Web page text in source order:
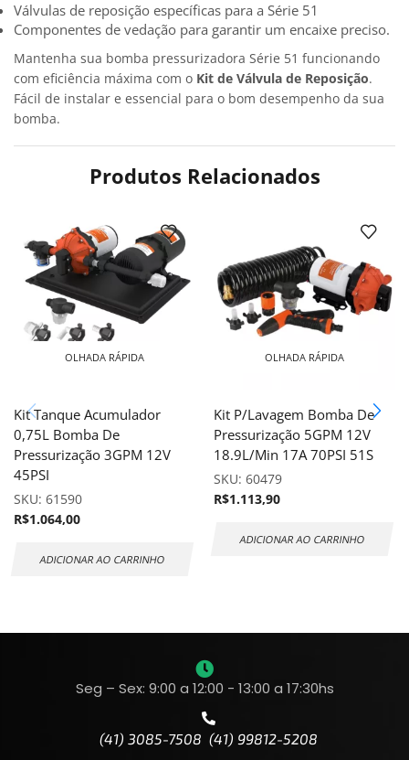
Válvulas de reposição específicas para a Série 51
Componentes de vedação para garantir um encaixe preciso.
Mantenha sua bomba pressurizadora Série 51 funcionando
com eficiência máxima com o Kit de Válvula de Reposição.
Fácil de instalar e essencial para o bom desempenho da sua
bomba.
Produtos Relacionados
OLHADA RÁPIDA
Kit Tanque Acumulador
0,75L Bomba De
Pressurização 3GPM 12V
45PSI
SKU: 61590
R$1.064,00
ADICIONAR AO CARRINHO
OLHADA RÁPIDA
Kit P/Lavagem Bomba De
Pressurização 5GPM 12V
18.9L/Min 17A 70PSI 51S
SKU: 60479
R$1.113,90
ADICIONAR AO CARRINHO
Seg – Sex: 9:00 a 12:00 - 13:00 a 17:30hs
(41) 3085-7508 (41) 99812-5208